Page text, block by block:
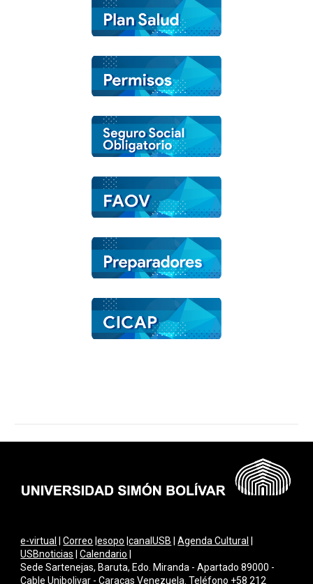
e-virtual |Correo |esopo |canalUSB |Agenda Cultural
USBnoticias |Calendario
Sede Sartenejas, Baruta, Edo. Miranda - Apartado 89000 -
Cable Unibolivar - Caracas Venezuela. Teléfono +58 212